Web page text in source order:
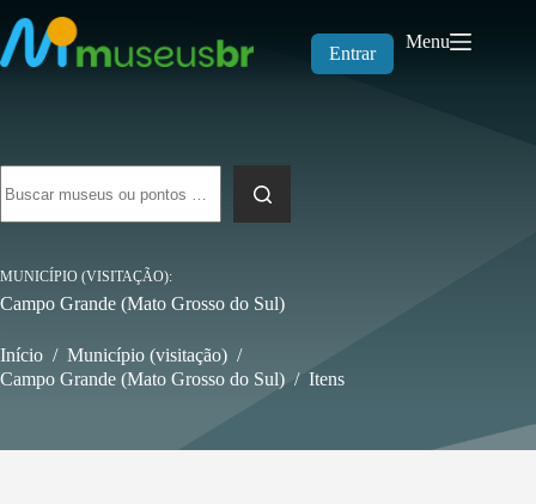
para
o
conteúdo
Entrar
Menu
resultados
MUNICÍPIO (VISITAÇÃO)
Campo Grande (Mato Grosso do Sul)
Início / Município (visitação) /
Campo Grande (Mato Grosso do Sul) / Itens